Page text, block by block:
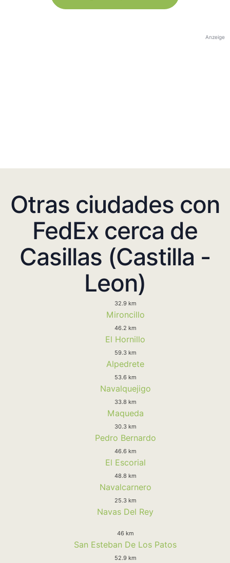
Anzeige
Otras ciudades con
FedEx cerca de
Casillas (Castilla -
Leon)
32.9 km
Mironcillo
46.2 km
El Hornillo
59.3 km
Alpedrete
53.6 km
Navalquejigo
33.8 km
Maqueda
30.3 km
Pedro Bernardo
46.6 km
El Escorial
48.8 km
Navalcarnero
25.3 km
Navas Del Rey
46 km
San Esteban De Los Patos
52.9 km